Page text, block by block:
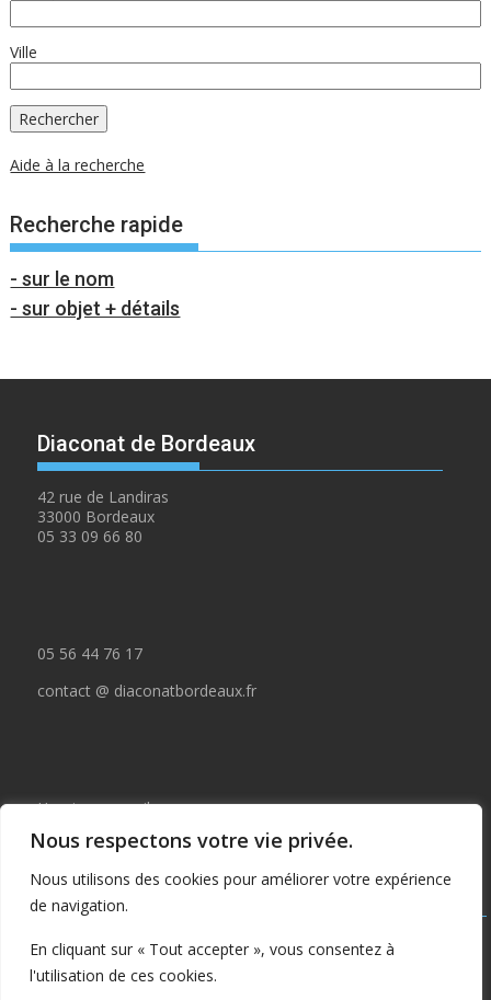
Nous respectons votre vie privée.
Nous utilisons des cookies pour améliorer votre expérience
de navigation.
En cliquant sur « Tout accepter », vous consentez à
l'utilisation de ces cookies.
Ville
Aide à la recherche
Recherche rapide
- sur le nom
- sur objet + détails
Diaconat de Bordeaux
42 rue de Landiras
33000 Bordeaux
05 33 09 66 80
05 56 44 76 17
contact @ diaconatbordeaux.fr
Horaires accueil :
du lundi au jeudi de 09:00 à 12:30
et de 14:00 à 17:00
Tous droits réservés © depuis 2015 : Il est interdit de copier ou
publier tout ou partie de ce contenu sans autorisation préalable
écrite du Diaconat